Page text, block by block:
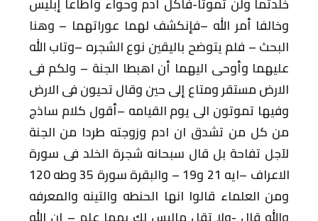
وخالفا أمر الله –فإنكشف لهما عوراتهما – وهنا
البحث – فلم يتوضح باليقين نوعالشجره –وتاب الله
عليهما وأوحى اليهما أن اهبطا الجنة – ولكم فى
الارض مستقرومتاع إلى حين وقال تحيون فى الارض
وفيها تموتون الى يوم القيامه –أقول كلام ساذج
من كل من تشدق ان ادم وزوجته طردا من الجنة
لآجل تفاحة بل قال سبحانه شجرة الخلد فى سورة
الاعراف –ايه 21 و19 –
والبقرة سورة 35 وطه 120
ومن العلماء قالوا انها الحنطه والتينه والمعرفه